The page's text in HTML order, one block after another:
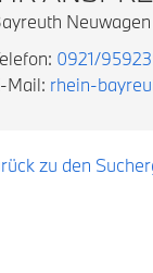
Neuwagen
0921/
Mail: rhein-
zu den